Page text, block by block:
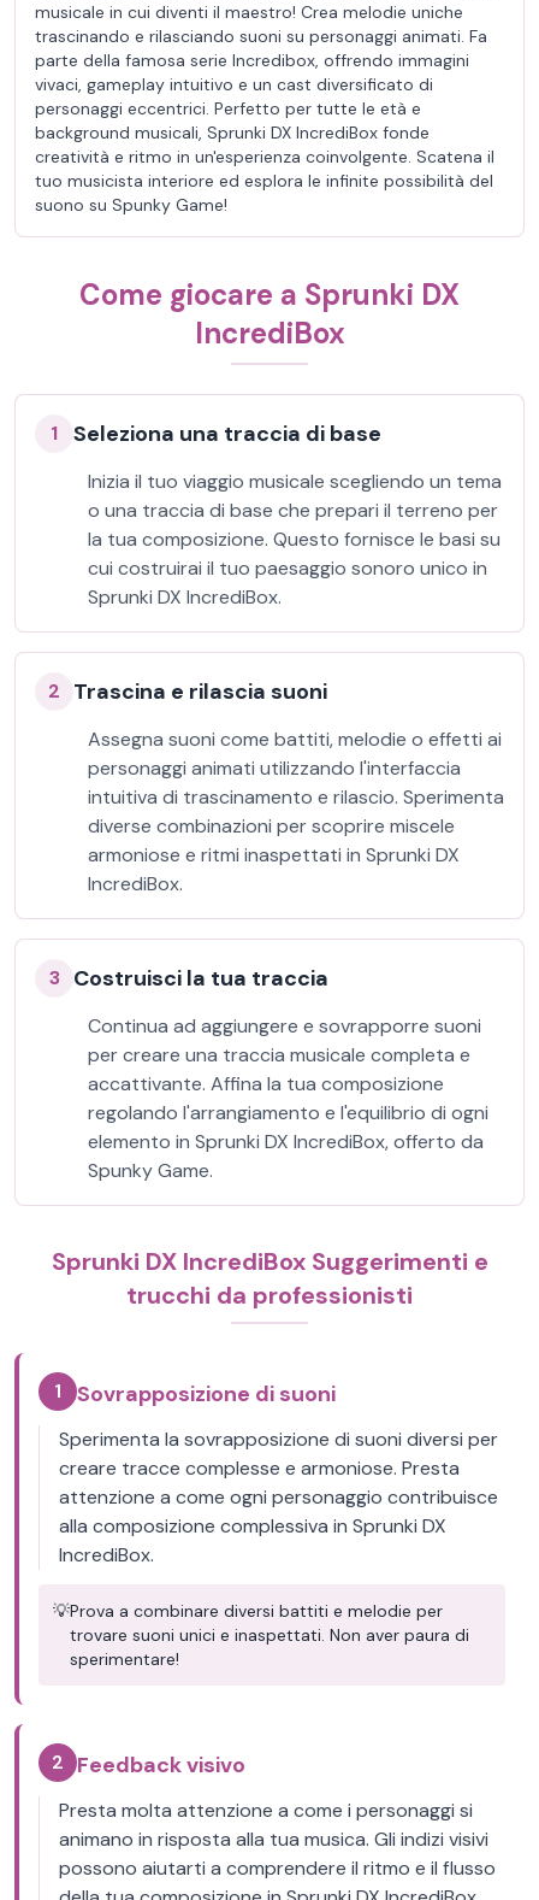
musicale in cui diventi il maestro! Crea melodie uniche
trascinando e rilasciando suoni su personaggi animati. Fa
parte della famosa serie Incredibox, offrendo immagini
vivaci, gameplay intuitivo e un cast diversificato di
personaggi eccentrici. Perfetto per tutte le età e
background musicali, Sprunki DX IncrediBox fonde
creatività e ritmo in un'esperienza coinvolgente. Scatena il
tuo musicista interiore ed esplora le infinite possibilità del
suono su Spunky Game!
Come giocare a Sprunki DX
IncrediBox
1 Seleziona una traccia di base
Inizia il tuo viaggio musicale scegliendo un tema
o una traccia di base che prepari il terreno per
la tua composizione. Questo fornisce le basi su
cui costruirai il tuo paesaggio sonoro unico in
Sprunki DX IncrediBox.
2 Trascina e rilascia suoni
Assegna suoni come battiti, melodie o effetti ai
personaggi animati utilizzando l'interfaccia
intuitiva di trascinamento e rilascio. Sperimenta
diverse combinazioni per scoprire miscele
armoniose e ritmi inaspettati in Sprunki DX
IncrediBox.
3 Costruisci la tua traccia
Continua ad aggiungere e sovrapporre suoni
per creare una traccia musicale completa e
accattivante. Affina la tua composizione
regolando l'arrangiamento e l'equilibrio di ogni
elemento in Sprunki DX IncrediBox, offerto da
Spunky Game.
Sprunki DX IncrediBox Suggerimenti e
trucchi da professionisti
1 Sovrapposizione di suoni
Sperimenta la sovrapposizione di suoni diversi per
creare tracce complesse e armoniose. Presta
attenzione a come ogni personaggio contribuisce
alla composizione complessiva in Sprunki DX
IncrediBox.
💡Prova a combinare diversi battiti e melodie per
trovare suoni unici e inaspettati. Non aver paura di
sperimentare!
2 Feedback visivo
Presta molta attenzione a come i personaggi si
animano in risposta alla tua musica. Gli indizi visivi
possono aiutarti a comprendere il ritmo e il flusso